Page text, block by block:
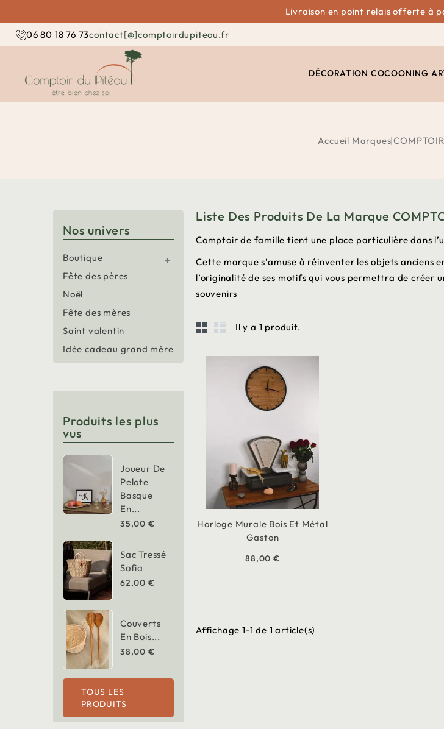
Livraison en point relais offerte à
06 80 18 76 73contact[@]comptoirdupiteou.fr
DÉCORATION COCOONING
Accueil Marques
Nos univers
Boutique 
Fête des pères
Noël
Fête des mères
Saint valentin
Idée cadeau grand mère
Produits les plus
vus
Joueur De
Pelote
Basque
En...
35,00 €
Sac Tressé
Sofia
62,00 €
Couverts
En Bois...
38,00 €
TOUS LES
PRODUITS
Liste Des Produits De La Marque
Comptoir de famille tient une place particulière dans
Cette marque s’amuse à réinventer les objets
l’originalité de ses motifs qui vous permettra de créer
souvenirs
Il y a 1 produit.
Horloge Murale Bois Et Métal
Gaston
88,00 €
Affichage 1-1 de 1 article(s)